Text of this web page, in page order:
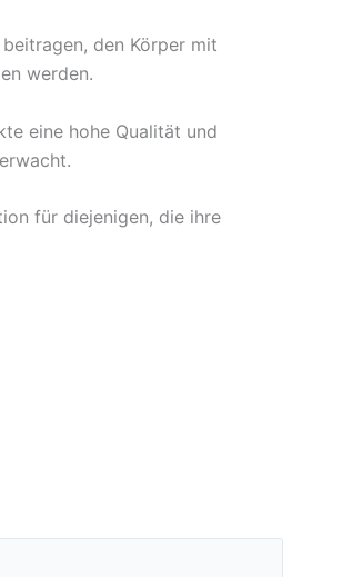
den Körper mit
werden.
eine hohe Qualität und
für diejenigen, die ihre